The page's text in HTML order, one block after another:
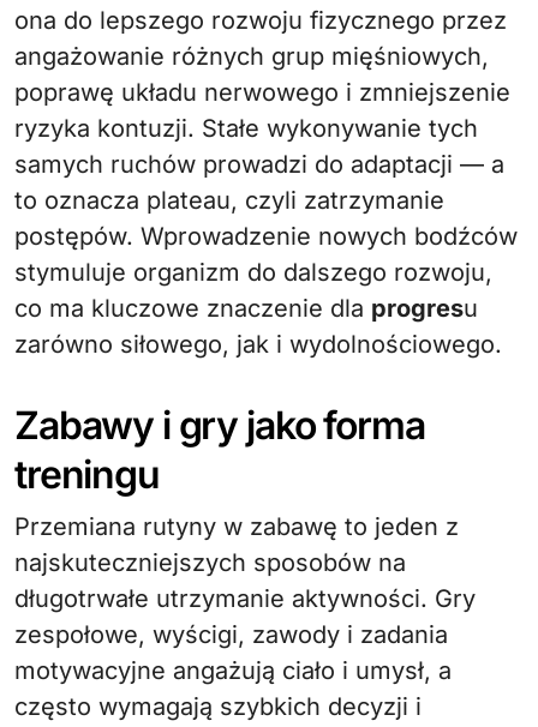
ona do lepszego rozwoju fizycznego przez
angażowanie różnych grup mięśniowych,
poprawę układu nerwowego i zmniejszenie
ryzyka kontuzji. Stałe wykonywanie tych
samych ruchów prowadzi do adaptacji — a
to oznacza plateau, czyli zatrzymanie
postępów. Wprowadzenie nowych bodźców
stymuluje organizm do dalszego rozwoju,
co ma kluczowe znaczenie dla progresu
zarówno siłowego, jak i wydolnościowego.
Zabawy i gry jako forma
treningu
Przemiana rutyny w zabawę to jeden z
najskuteczniejszych sposobów na
długotrwałe utrzymanie aktywności. Gry
zespołowe, wyścigi, zawody i zadania
motywacyjne angażują ciało i umysł, a
często wymagają szybkich decyzji i